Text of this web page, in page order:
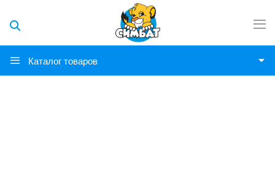
Каталог товаров